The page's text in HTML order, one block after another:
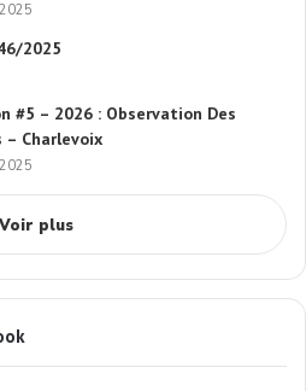
2025
#5 – 2026 : Observation Des
– Charlevoix
Voir plus